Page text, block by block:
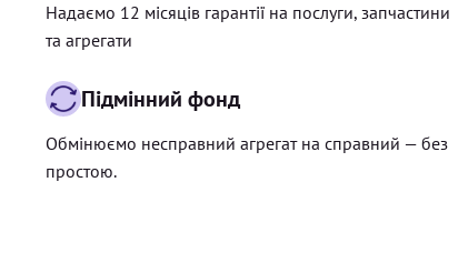
Надаємо 12 місяців гарантії на послуги, запчастини
та агрегати
Підмінний фонд
Обмінюємо несправний агрегат на справний — без
простою.